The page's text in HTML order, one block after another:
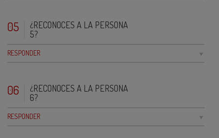
05
¿RECONOCES A LA PERSONA
5?
RESPONDER
06
¿RECONOCES A LA PERSONA
6?
RESPONDER